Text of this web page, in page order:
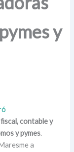
y
contable y
y pymes.
a